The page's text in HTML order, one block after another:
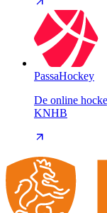
PassaHockey
De online
KNHB